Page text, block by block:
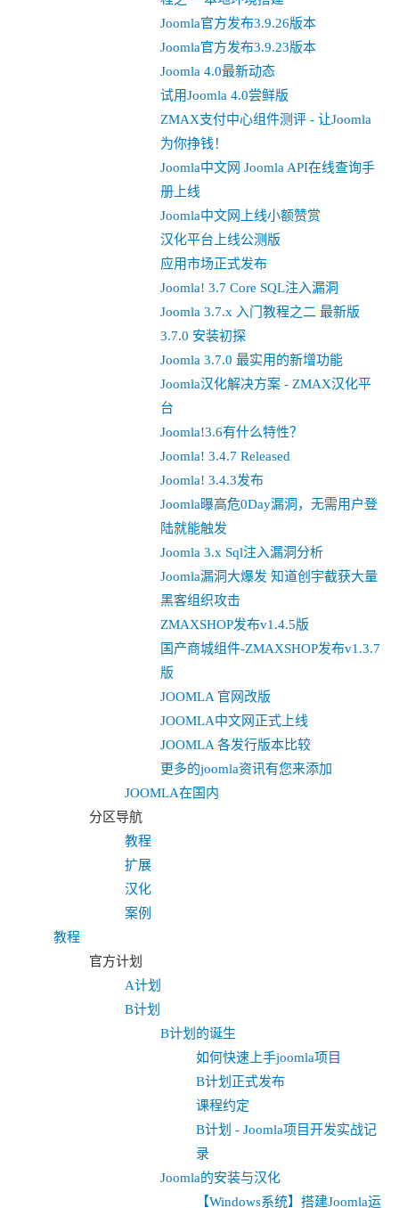
Joomla官方发布3.9.26版本
Joomla官方发布3.9.23版本
Joomla 4.0最新动态
试用Joomla 4.0尝鲜版
ZMAX支付中心组件测评 - 让Joomla
为你挣钱！
Joomla中文网 Joomla API在线查询手
册上线
Joomla中文网上线小额赞赏
汉化平台上线公测版
应用市场正式发布
Joomla! 3.7 Core SQL注入漏洞
Joomla 3.7.x 入门教程之二 最新版
3.7.0 安装初探
Joomla 3.7.0 最实用的新增功能
Joomla汉化解决方案 - ZMAX汉化平
台
Joomla!3.6有什么特性？
Joomla! 3.4.7 Released
Joomla! 3.4.3发布
Joomla曝高危0Day漏洞，无需用户登
陆就能触发
Joomla 3.x Sql注入漏洞分析
Joomla漏洞大爆发 知道创宇截获大量
黑客组织攻击
ZMAXSHOP发布v1.4.5版
国产商城组件-ZMAXSHOP发布v1.3.7
版
JOOMLA 官网改版
JOOMLA中文网正式上线
JOOMLA 各发行版本比较
更多的joomla资讯有您来添加
JOOMLA在国内
分区导航
教程
扩展
汉化
案例
教程
官方计划
A计划
B计划
B计划的诞生
如何快速上手joomla项目
B计划正式发布
课程约定
B计划 - Joomla项目开发实战记
录
Joomla的安装与汉化
【Windows系统】搭建Joomla运